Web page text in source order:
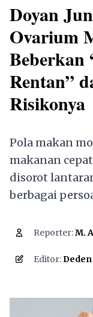
Doyan
Ovarium
Beberkan
Rentan”
Risikonya
Pola makan
makanan
disorot
berbagai
Reporter:M.
Editor: